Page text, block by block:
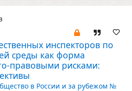
инспекторов по
среды как форма
правовыми рисками:
в России и за рубежом №